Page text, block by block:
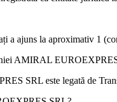
a ajuns la aproximativ 1
AMIRAL
SRL este legată de